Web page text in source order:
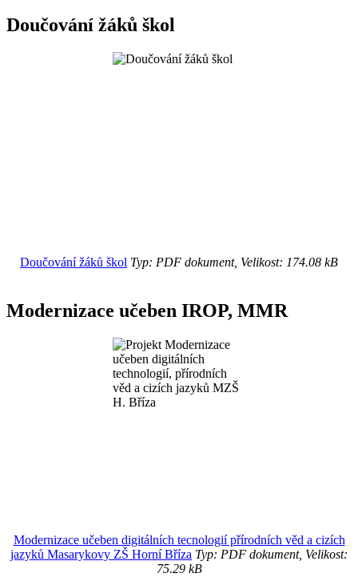
Doučování žáků škol
Doučování žáků škol Typ: PDF dokument, Velikost: 174.08 kB
Modernizace učeben IROP, MMR
Modernizace učeben digitálních tecnologií přírodních věd a cizích
jazyků Masarykovy ZŠ Horní Bříza Typ: PDF dokument, Velikost:
75.29 kB